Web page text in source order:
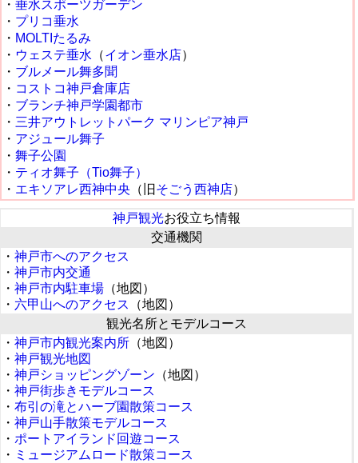
・ 垂水スポーツガーデン
・ プリコ垂水
・ MOLTIたるみ
・ ウェステ垂水 （イオン垂水店）
・ ブルメール舞多聞
・ コストコ神戸倉庫店
・ ブランチ神戸学園都市
・ 三井アウトレットパーク マリンピア神戸
・ アジュール舞子
・ 舞子公園
・ ティオ舞子（Tio舞子）
・ エキソアレ西神中央 （旧 そごう西神店）
神戸観光お役立ち情報
交通機関
・ 神戸市へのアクセス
・ 神戸市内交通
・ 神戸市内駐車場 （地図）
・ 六甲山へのアクセス
（地図）
観光名所とモデルコース
・ 神戸市内観光案内所 （地図）
・ 神戸観光地図
・ 神戸ショッピングゾーン （地図）
・ 神戸街歩きモデルコース
・ 布引の滝とハーブ園散策コース
・ 神戸山手散策モデルコース
・ ポートアイランド回遊コース
・ ミュージアムロード散策コース